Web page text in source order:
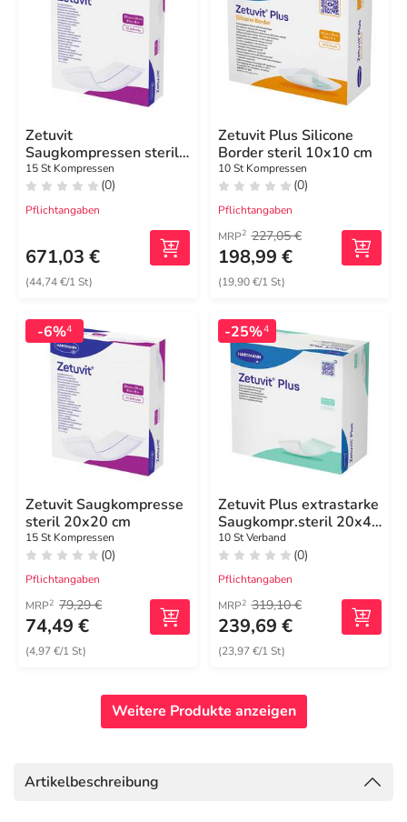
Zetuvit
Saugkompressen steril
20x20 cm
15 St Kompressen
(0)
Pflichtangaben
671,03 €
(44,74 €/1 St)
Zetuvit Plus Silicone
Border steril 10x10 cm
10 St Kompressen
(0)
Pflichtangaben
MRP2 227,05 €
198,99 €
(19,90 €/1 St)
-6%4
Zetuvit Saugkompresse
steril 20x20 cm
15 St Kompressen
(0)
Pflichtangaben
MRP2 79,29 €
74,49 €
(4,97 €/1 St)
-25%4
Zetuvit Plus extrastarke
Saugkompr.steril 20x40
cm
10 St Verband
(0)
Pflichtangaben
MRP2 319,10 €
239,69 €
(23,97 €/1 St)
Weitere Produkte anzeigen
Artikelbeschreibung